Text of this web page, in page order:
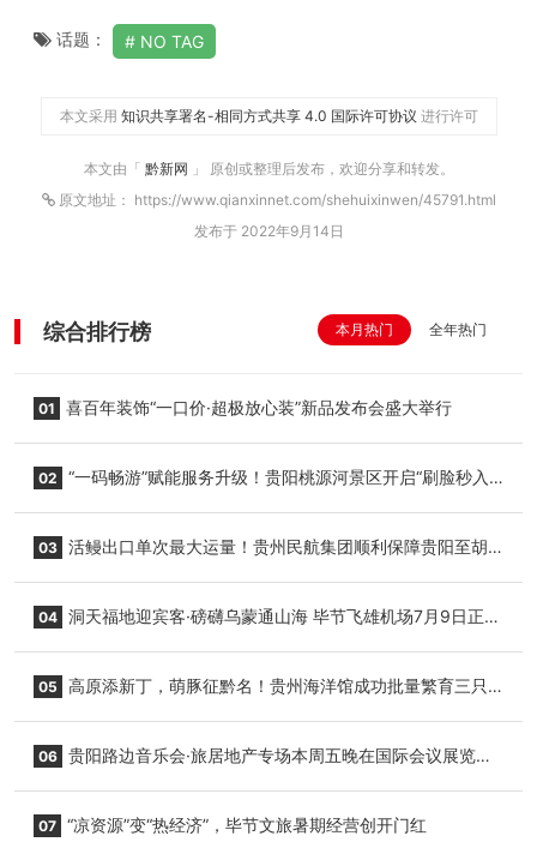
话题： NO TAG
本文采用 知识共享署名-相同方式共享 4.0 国际许可协议 进行许可
本文由「 黔新网 」 原创或整理后发布，欢迎分享和转发。
原文地址： https://www.qianxinnet.com/shehuixinwen/45791.html
发布于 2022年9月14日
综合排行榜 本月热门 全年热门
01 喜百年装饰“一口价·超极放心装”新品发布会盛大举行
02 “一码畅游”赋能服务升级！贵阳桃源河景区开启“刷脸秒入
03 活鳗出口单次最大运量！贵州民航集团顺利保障贵阳至胡
04 洞天福地迎宾客·磅礴乌蒙通山海 毕节飞雄机场7月9日正式
05 高原添新丁，萌豚征黔名！贵州海洋馆成功批量繁育三只
06 贵阳路边音乐会·旅居地产专场本周五晚在国际会议展览中
07 “凉资源”变“热经济”，毕节文旅暑期经营创开门红